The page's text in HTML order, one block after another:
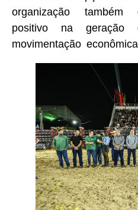
organização
positivo na
movimentação